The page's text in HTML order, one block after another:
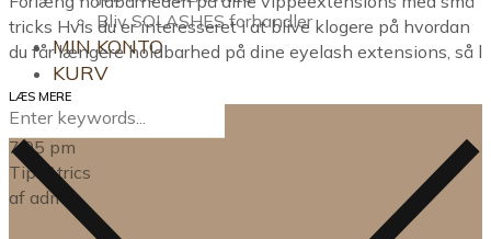
Bliv SOLASHES forhandler
MIN KONTO
KURV
tricks Hvis du er interesseret i at blive klogere på hvordan
du får længere holdbarhed på dine eyelash extensions, så l
LÆS MERE
7:05 pm
Tips&trics
af admin